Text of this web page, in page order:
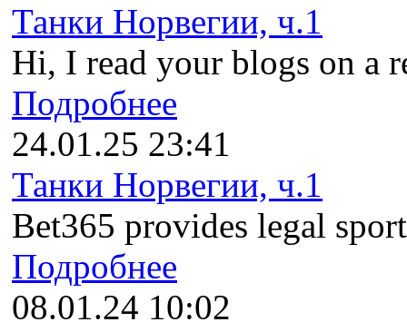
Танки Норвегии, ч.1
Hi, I read your blogs on a
Подробнее
24.01.25 23:41
Танки Норвегии, ч.1
Bet365 provides legal
Подробнее
08.01.24 10:02